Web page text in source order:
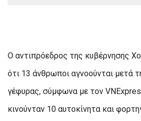
Ο αντιπρόεδρος της κυβέρνησης
ότι 13 άνθρωποι αγνοούνται μετά
γέφυρας, σύμφωνα με τον
κινούνταν 10 αυτοκίνητα και